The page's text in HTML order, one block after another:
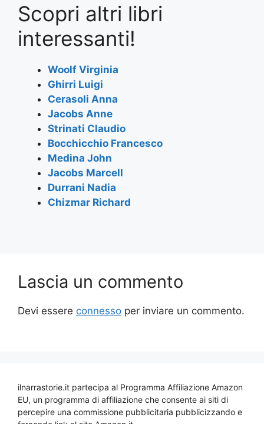
c
e
b
o
o
k
itt
er
at
s
A
p
p
e
gr
a
m
ai
l
ar
Scopri altri libri
interessanti!
Woolf Virginia
Ghirri Luigi
Cerasoli Anna
Jacobs Anne
Strinati Claudio
Bocchicchio Francesco
Medina John
Jacobs Marcell
Durrani Nadia
Chizmar Richard
Lascia un commento
Devi essere connesso per inviare un commento.
ilnarrastorie.it partecipa al Programma Affiliazione Amazon
EU, un programma di affiliazione che consente ai siti di
percepire una commissione pubblicitaria pubblicizzando e